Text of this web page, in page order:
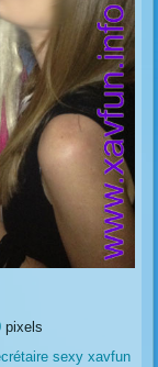
pixels
sexy xavfun